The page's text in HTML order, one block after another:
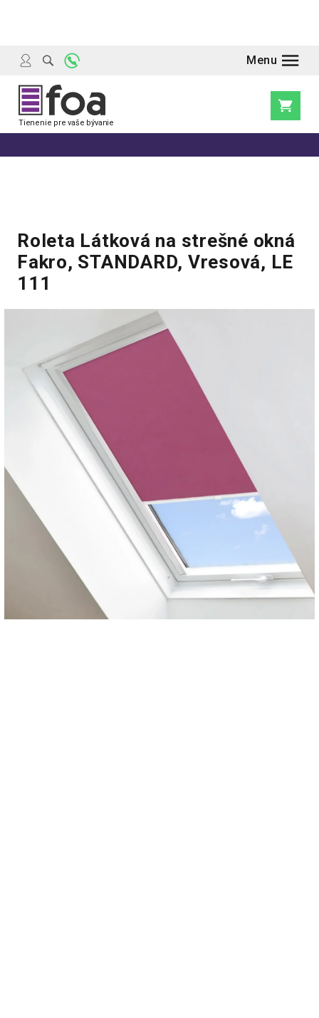
Roleta Látková na strešné okná
Fakro, STANDARD, Vresová, LE
111